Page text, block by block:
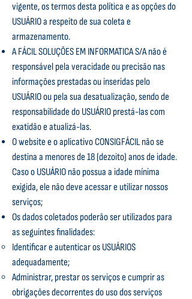
vigente, os termos desta política e as opções do
USUÁRIO a respeito de sua coleta e
armazenamento.
A FÁCIL SOLUÇÕES EM INFORMATICA S/A não é
responsável pela veracidade ou precisão nas
informações prestadas ou inseridas pelo
USUÁRIO ou pela sua desatualização, sendo de
responsabilidade do USUÁRIO prestá-las com
exatidão e atualizá-las.
O website e o aplicativo CONSIGFÁCIL não se
destina a menores de 18 (dezoito) anos de idade.
Caso o USUÁRIO não possua a idade mínima
exigida, ele não deve acessar e utilizar nossos
serviços;
Os dados coletados poderão ser utilizados para
as seguintes finalidades:
Identificar e autenticar os USUÁRIOS
adequadamente;
Administrar, prestar os serviços e cumprir as
obrigações decorrentes do uso dos serviços